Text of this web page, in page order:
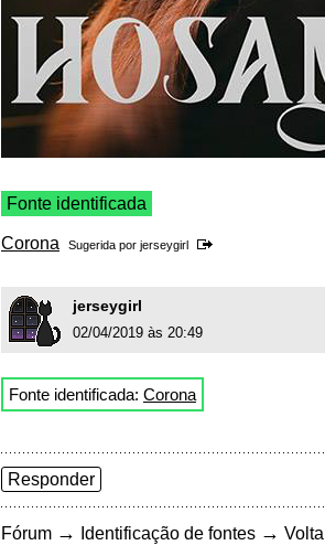
Fonte identificada
Corona Sugerida por jerseygirl
jerseygirl
02/04/2019 às 20:49
Fonte identificada: Corona
Responder
Fórum → Identificação de fontes →